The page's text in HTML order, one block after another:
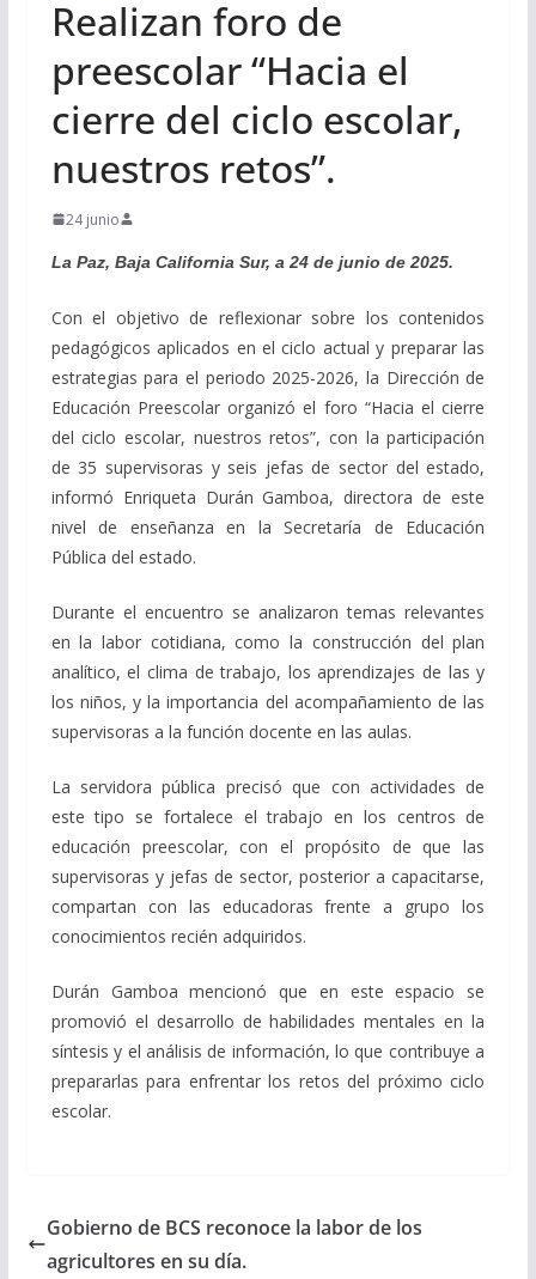
Realizan foro de
preescolar “Hacia el
cierre del ciclo escolar,
nuestros retos”.
24 junio
La Paz, Baja California Sur, a 24 de junio de 2025.
Con el objetivo de reflexionar sobre los contenidos
pedagógicos aplicados en el ciclo actual y preparar las
estrategias para el periodo 2025-2026, la Dirección de
Educación Preescolar organizó el foro “Hacia el cierre
del ciclo escolar, nuestros retos”, con la participación
de 35 supervisoras y seis jefas de sector del estado,
informó Enriqueta Durán Gamboa, directora de este
nivel de enseñanza en la Secretaría de Educación
Pública del estado.
Durante el encuentro se analizaron temas relevantes
en la labor cotidiana, como la construcción del plan
analítico, el clima de trabajo, los aprendizajes de las y
los niños, y la importancia del acompañamiento de las
supervisoras a la función docente en las aulas.
La servidora pública precisó que con actividades de
este tipo se fortalece el trabajo en los centros de
educación preescolar, con el propósito de que las
supervisoras y jefas de sector, posterior a capacitarse,
compartan con las educadoras frente a grupo los
conocimientos recién adquiridos.
Durán Gamboa mencionó que en este espacio se
promovió el desarrollo de habilidades mentales en la
síntesis y el análisis de información, lo que contribuye a
prepararlas para enfrentar los retos del próximo ciclo
escolar.
Gobierno de BCS reconoce la labor de los
agricultores en su día.